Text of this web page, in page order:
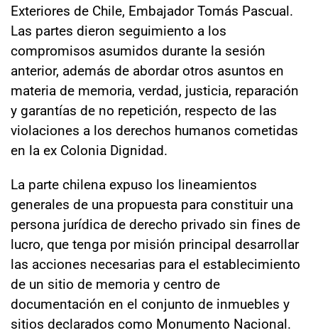
Exteriores de Chile, Embajador Tomás Pascual.
Las partes dieron seguimiento a los
compromisos asumidos durante la sesión
anterior, además de abordar otros asuntos en
materia de memoria, verdad, justicia, reparación
y garantías de no repetición, respecto de las
violaciones a los derechos humanos cometidas
en la ex Colonia Dignidad.
La parte chilena expuso los lineamientos
generales de una propuesta para constituir una
persona jurídica de derecho privado sin fines de
lucro, que tenga por misión principal desarrollar
las acciones necesarias para el establecimiento
de un sitio de memoria y centro de
documentación en el conjunto de inmuebles y
sitios declarados como Monumento Nacional.